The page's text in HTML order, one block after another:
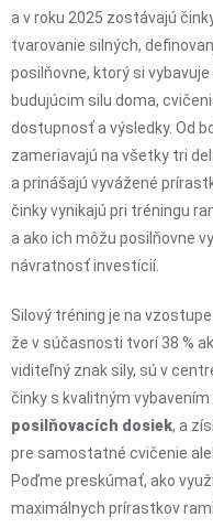
a v roku 2025 zostávajú
tvarovanie silných,
posilňovne, ktorý si
budujúcim silu doma,
dostupnosť a výsledky. Od
zameriavajú na všetky tri
a prinášajú vyvážené
činky vynikajú pri tréningu
a ako ich môžu posilňovne
návratnosť investícií.
Silový tréning je na
že v súčasnosti tvorí 38 %
viditeľný znak sily, sú v
činky s kvalitným
posilňovacích dosiek, a
pre samostatné cvičenie
Poďme preskúmať, ako
maximálnych prírastkov